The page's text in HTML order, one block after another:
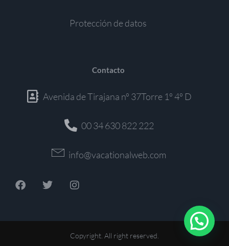
Protección de datos
Contacto
Avenida de Tirajana nº 37Torre 1º 4º D
00 34 630 822 222
info@vacationalweb.com
Copyright. All right reserved.